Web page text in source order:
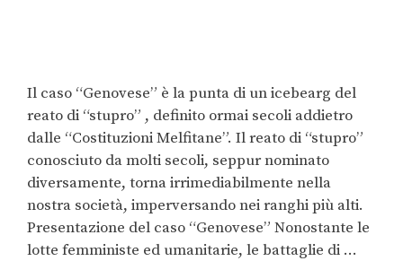
Il caso “Genovese” è la punta di un icebearg del
reato di “stupro” , definito ormai secoli addietro
dalle “Costituzioni Melfitane”. Il reato di “stupro”
conosciuto da molti secoli, seppur nominato
diversamente, torna irrimediabilmente nella
nostra società, imperversando nei ranghi più alti.
Presentazione del caso “Genovese” Nonostante le
lotte femministe ed umanitarie, le battaglie di …